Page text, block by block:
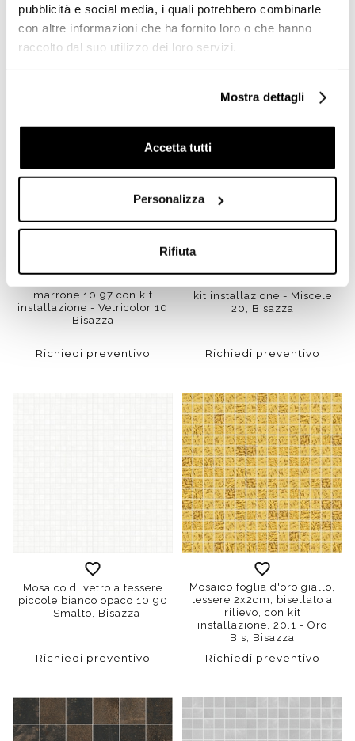
pubblicità e social media, i quali potrebbero combinarle
con altre informazioni che ha fornito loro o che hanno
raccolto dal suo utilizzo dei loro servizi.
Mostra dettagli
Accetta tutti
Personalizza
Rifiuta
Prodotti simili
marrone 10.97 con kit
installazione - Vetricolor 10
Bisazza
Richiedi preventivo
kit installazione - Miscele
20, Bisazza
Richiedi preventivo
Mosaico di vetro a tessere
piccole bianco opaco 10.90
- Smalto, Bisazza
Richiedi preventivo
Mosaico foglia d'oro giallo,
tessere 2x2cm, bisellato a
rilievo, con kit
installazione, 20.1 - Oro
Bis, Bisazza
Richiedi preventivo